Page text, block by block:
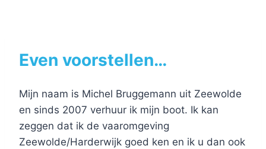
Even voorstellen…
Mijn naam is Michel Bruggemann uit Zeewolde
en sinds 2007 verhuur ik mijn boot. Ik kan
zeggen dat ik de vaaromgeving
Zeewolde/Harderwijk goed ken en ik u dan ook